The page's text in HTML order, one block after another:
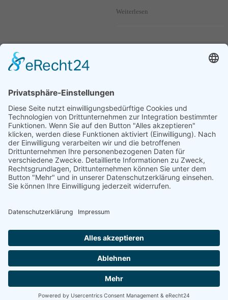
Weiterlesen
Schriftliche Frage 10/17 -
Oktober 2018
Deutschen Einheit
Weiterlesen
Fragestunde - 26. September
2018 Frage: 83 (Druck:19/4420)
Weiterlesen
Seite 89 von 95. Vorherige 1 .... 88 89 90 ....
Archiv